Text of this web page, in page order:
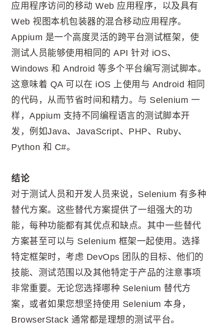
应用程序访问的移动 Web 应用程序，以及具有
Web 视图本机包装器的混合移动应用程序。
Appium 是一个高度灵活的跨平台测试框架，使
测试人员能够使用相同的 API 针对 iOS、
Windows 和 Android 等多个平台编写测试脚本。
这意味着 QA 可以在 iOS 上使用与 Android 相同
的代码，从而节省时间和精力。与 Selenium 一
样，Appium 支持不同编程语言的测试脚本开
发，例如Java、JavaScript、PHP、Ruby、
Python 和 C#。
结论
对于测试人员和开发人员来说，Selenium 有多种
替代方案。这些替代方案提供了一组强大的功
能，每种功能都有其优点和缺点。其中一些替代
方案甚至可以与 Selenium 框架一起使用。选择
特定框架时，​​考虑 DevOps 团队的目标、他们的
技能、测试范围以及其他特定于产品的注意事项
非常重要。无论您选择哪种 Selenium 替代方
案，或者如果您想坚持使用 Selenium 本身，
BrowserStack 通常都是理想的测试平台。